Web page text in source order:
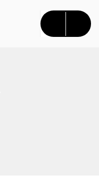
CONTENU